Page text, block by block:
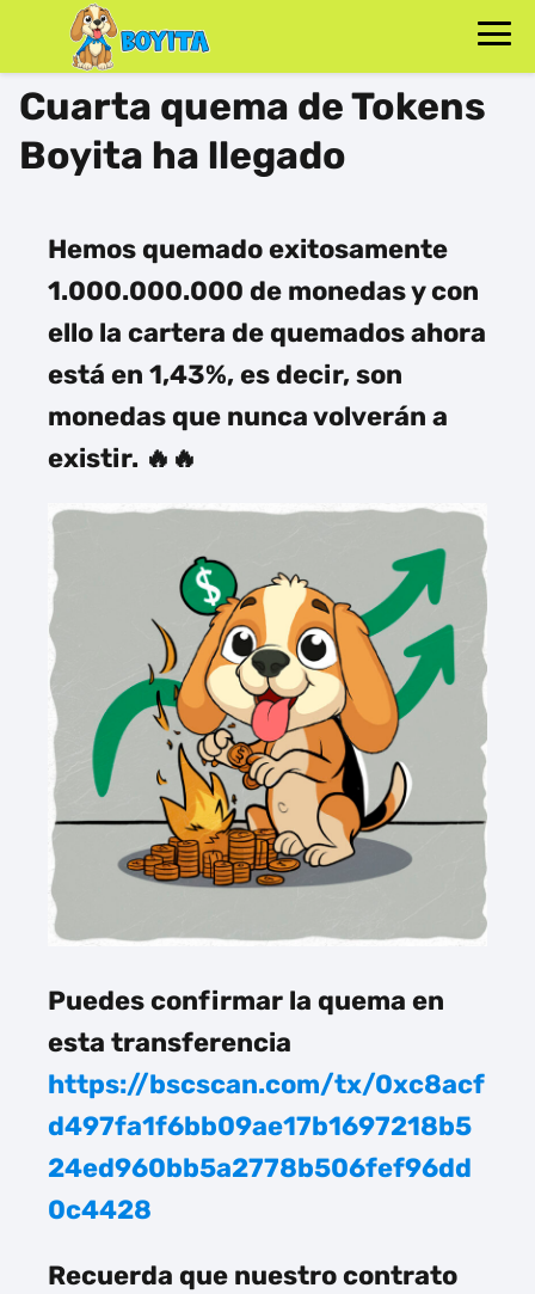
Cuarta quema de Tokens
Boyita ha llegado
Hemos quemado exitosamente
1.000.000.000 de monedas y con
ello la cartera de quemados ahora
está en 1,43%, es decir, son
monedas que nunca volverán a
existir. 🔥🔥
Puedes confirmar la quema en
esta transferencia
https://bscscan.com/tx/0xc8acf
d497fa1f6bb09ae17b1697218b5
24ed960bb5a2778b506fef96dd
0c4428
Recuerda que nuestro contrato